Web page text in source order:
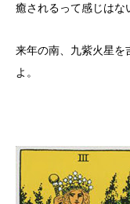
癒されるって感じはな
来年の南、九紫火星を
よ。